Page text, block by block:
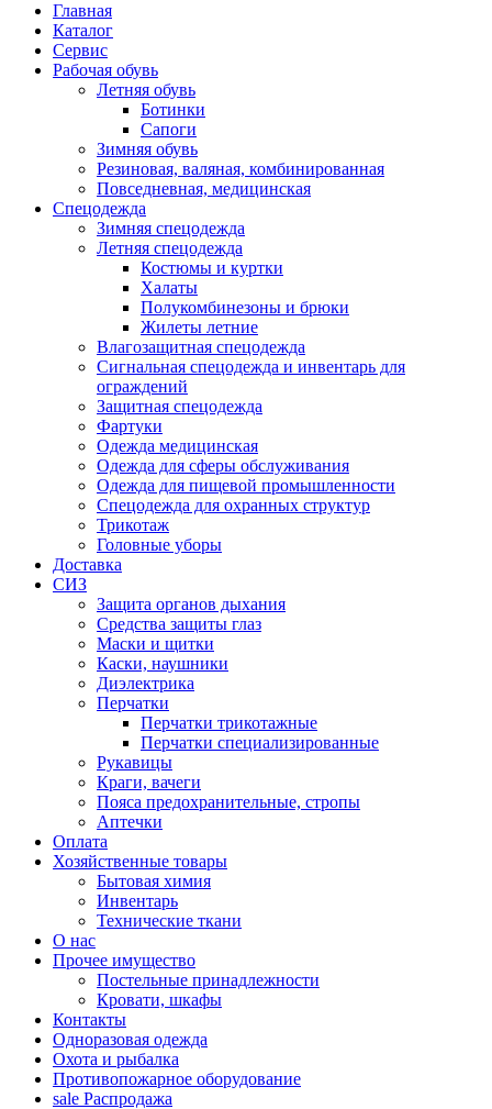
Главная
Каталог
Сервис
Рабочая обувь
Летняя обувь
Ботинки
Сапоги
Зимняя обувь
Резиновая, валяная, комбинированная
Повседневная, медицинская
Спецодежда
Зимняя спецодежда
Летняя спецодежда
Костюмы и куртки
Халаты
Полукомбинезоны и брюки
Жилеты летние
Влагозащитная спецодежда
Сигнальная спецодежда и инвентарь для
ограждений
Защитная спецодежда
Фартуки
Одежда медицинская
Одежда для сферы обслуживания
Одежда для пищевой промышленности
Спецодежда для охранных структур
Трикотаж
Головные уборы
Доставка
СИЗ
Защита органов дыхания
Средства защиты глаз
Маски и щитки
Каски, наушники
Диэлектрика
Перчатки
Перчатки трикотажные
Перчатки специализированные
Рукавицы
Краги, вачеги
Пояса предохранительные, стропы
Аптечки
Оплата
Хозяйственные товары
Бытовая химия
Инвентарь
Технические ткани
О нас
Прочее имущество
Постельные принадлежности
Кровати, шкафы
Контакты
Одноразовая одежда
Охота и рыбалка
Противопожарное оборудование
sale Распродажа